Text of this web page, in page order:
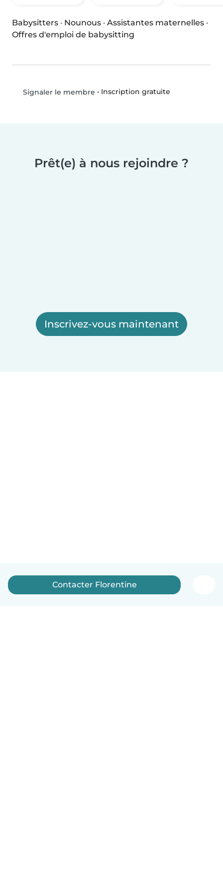
Babysitters · Nounous · Assistantes maternelles ·
Offres d'emploi de babysitting
Signaler le membre • Inscription gratuite
Prêt(e) à nous rejoindre ?
Inscrivez-vous maintenant
Contacter Florentine